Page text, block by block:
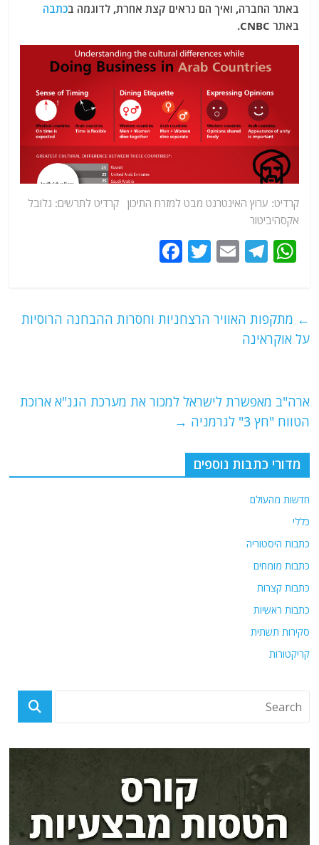
באתר החברה, ואיך הם נראים קצת אחרת, לדוגמה בכתבה
באתר CNBC.
קרדיט: ערוץ האינטרנט מבט למזרח התיכון קרדיט לתרשים: גלובל
אקסהיביטור
W
s
A
T
g
ra
E
l
T
er
e
k
← מתקפות האוויר הרצחניות וחסרות ההבחנה הרוסיות
על אוקראינה
ארה"ב מאפשרת לישראל למכור את מערכת הגנ"א ארוכת
הטווח "חץ 3" לגרמניה
→
מדורי כתבות נוספים
חדשות מהעולם
כללי
כתבות היסטוריה
כתבות מומחים
כתבות קצרות
כתבות ראשיות
סקירות תשתית
קריקטורות